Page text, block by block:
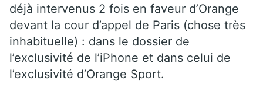
déjà intervenus 2 fois en faveur d’Orange
devant la cour d’appel de Paris (chose très
inhabituelle) : dans le dossier de
l’exclusivité de l’iPhone et dans celui de
l’exclusivité d’Orange Sport.